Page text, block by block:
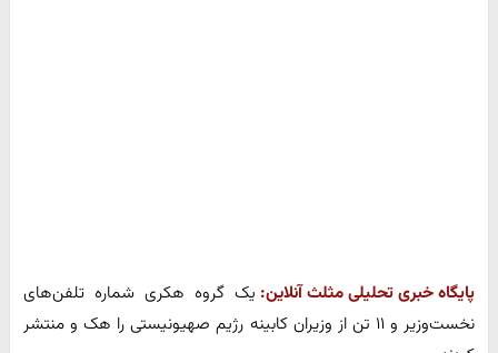
پایگاه خبری تحلیلی مثلث آنلاین: یک گروه هکری شماره تلفن‌های
نخست‌وزیر و ۱۱ تن از وزیران کابینه رژیم صهیونیستی را هک و منتشر